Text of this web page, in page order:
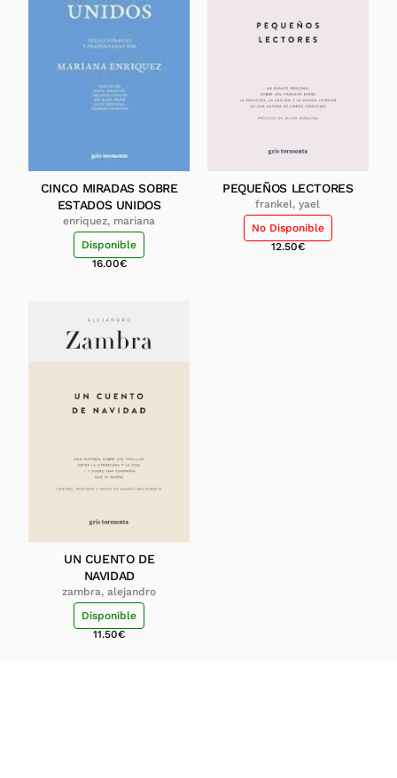
CINCO MIRADAS SOBRE
ESTADOS UNIDOS
enriquez, mariana
Disponible
16.00€
PEQUEÑOS LECTORES
frankel, yael
No Disponible
12.50€
UN CUENTO DE
NAVIDAD
zambra, alejandro
Disponible
11.50€